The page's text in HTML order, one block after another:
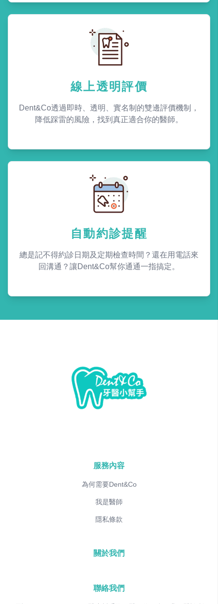
線上透明評價
Dent&Co透過即時、透明、實名制的雙邊評價機制，
降低踩雷的風險，找到真正適合你的醫師。
自動約診提醒
總是記不得約診日期及定期檢查時間？還在用電話來
回溝通？讓Dent&Co幫你通通一指搞定。
服務內容
為何需要Dent&Co
我是醫師
隱私條款
關於我們
聯絡我們